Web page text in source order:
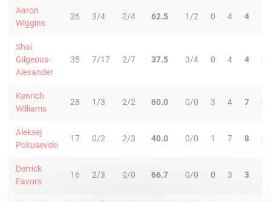
Aaron
Wiggins
26 3/4 2/4 62.5 1/2 0 4 4
Shai
Gilgeous-
Alexander
35 7/17 2/7 37.5 3/4 0 4 4 4
Kenrich
Williams
28 1/3 2/2 60.0 0/0 3 4 7 4
Aleksej
Pokusevski
17 0/2 2/3 40.0 0/0 1 7 8 0
Derrick
Favors
16 2/3 0/0 66.7 0/0 0 3 3 2